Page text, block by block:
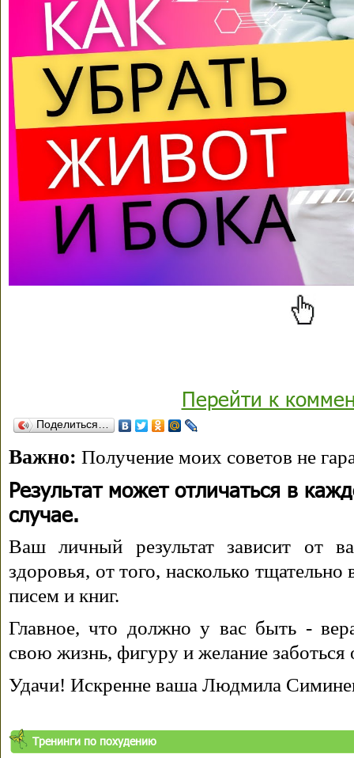
Перейти к
Поделиться…
Важно: Получение моих советов не
Результат может отличаться в
случае.
Ваш личный результат зависит от
здоровья, от того, насколько
писем и книг.
Главное, что должно у вас быть -
свою жизнь, фигуру и желание заботься
Удачи! Искренне ваша Людмила
Тренинги по похудению